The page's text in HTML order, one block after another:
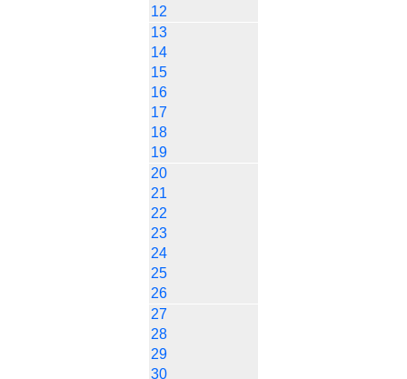
12
13
14
15
16
17
18
19
20
21
22
23
24
25
26
27
28
29
30